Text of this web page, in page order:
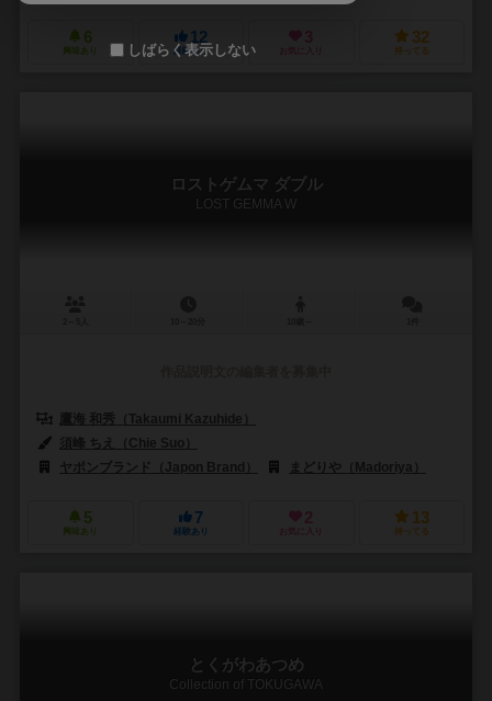
6
興味あり
12
経験あり
3
お気に入り
32
持ってる
ロストゲムマ ダブル
LOST GEMMA W
鷹海 和秀（Takaumi Kazuhide）
須峰 ちえ（Chie Suo）
ヤポンブランド（Japon Brand）
まどりや（Madoriya）
5
興味あり
7
経験あり
2
お気に入り
13
持ってる
とくがわあつめ
Collection of TOKUGAWA
しばらく表示しない